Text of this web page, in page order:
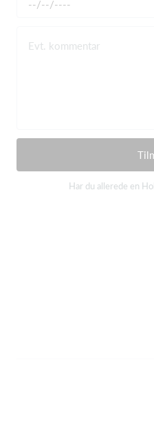
Evt. kommentar
Har du allerede en